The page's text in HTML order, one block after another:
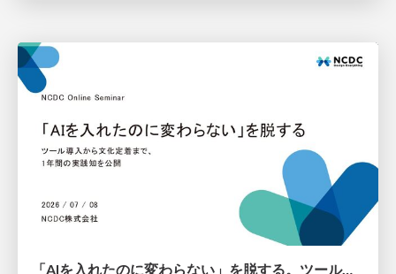
「AIを入れたのに変わらない」を脱する。ツール導入から文化定着まで、1年間の実践知を公開